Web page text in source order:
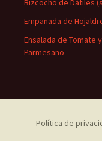
Bizcocho de Dátiles
Empanada de
Ensalada de Tomate
Parmesano
Política de